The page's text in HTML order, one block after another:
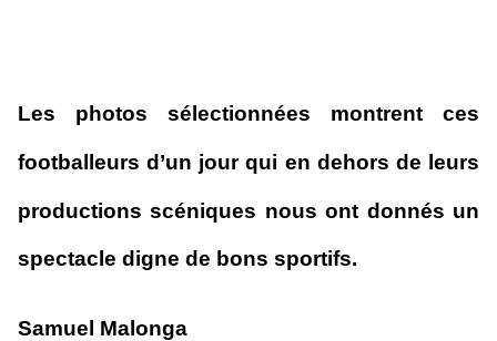
Les photos sélectionnées montrent ces
footballeurs d’un jour qui en dehors de leurs
productions scéniques nous ont donnés un
spectacle digne de bons sportifs.
Samuel Malonga